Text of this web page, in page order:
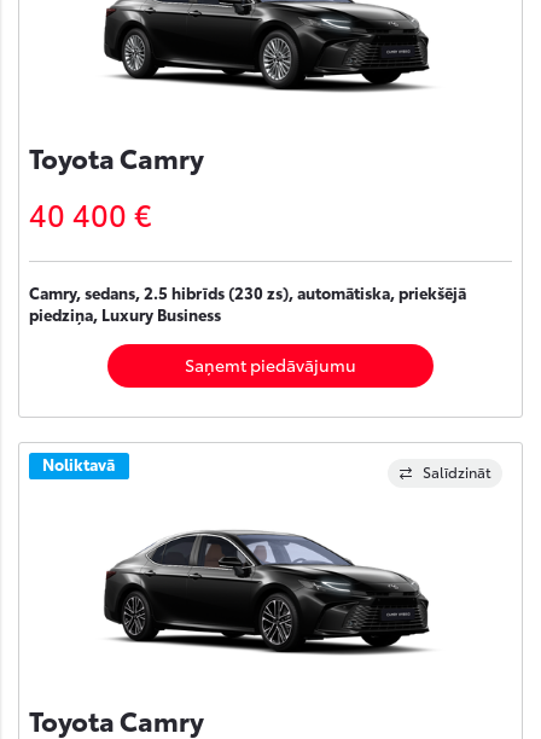
Toyota Camry
40 400 €
Camry, sedans, 2.5 hibrīds (230 zs), automātiska, priekšējā
piedziņa, Luxury Business
Saņemt piedāvājumu
Salīdzināt
Noliktavā
Toyota Camry